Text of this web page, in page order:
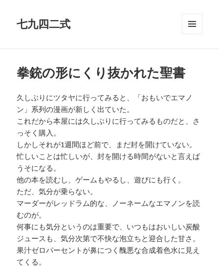
七九四二式
拳銃の形にくり抜かれた聖書
久しぶりにツタヤに行ってみると、「おもいでエマノ
ン」系列の漫画が新しく出ていた。
これだから本屋には久しぶりに行ってみるものだと、さ
っそく購入。
しかしそれが1週間ほど前で、まだ封を開けていない。
忙しいことは忙しいが、封を開ける時間がないと言えば
うそになる。
他の本を読むし、ゲームもやるし、遊びにも行く。
ただ、気分が乗らない。
マーダーがレッドラム的な、ノーネームなエマノンを読
むのが。
何事にも気分というのは重要で、いつもはおいしい炭酸
ジュースも、気分次第で不快な泡立ちと迎合した甘さ。
果汁ゼロパーセントが鼻につく醜悪な合成着色水に見え
てくる。